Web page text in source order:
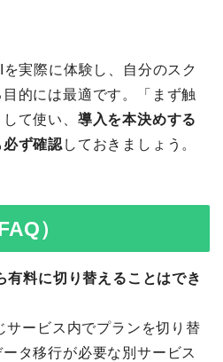
実際に体験し、自分のスク
的には最適です。「まず触
て使い、 導入を本決めする
ず確認 しておきましょう。
）
有料に切り替えることはでき
サービス内でプランを切り替
タ移行が必要な別サービス